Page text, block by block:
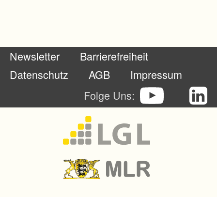
Newsletter
Barrierefreiheit
Datenschutz
AGB
Impressum
Folge Uns: